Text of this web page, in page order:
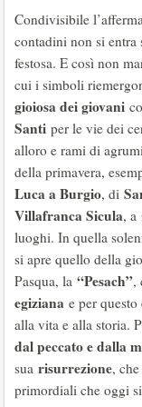
Condivisibile
contadini non si entra
festosa. E così non
cui i simboli
gioiosa dei giovani
Santi per le vie dei
alloro e rami di
della primavera,
Luca a Burgio, di
Villafranca Sicula, a
luoghi. In quella
si apre quello della
Pasqua, la “Pesach”,
egiziana e per
alla vita e alla storia.
dal peccato e dalla
sua risurrezione,
primordiali che oggi